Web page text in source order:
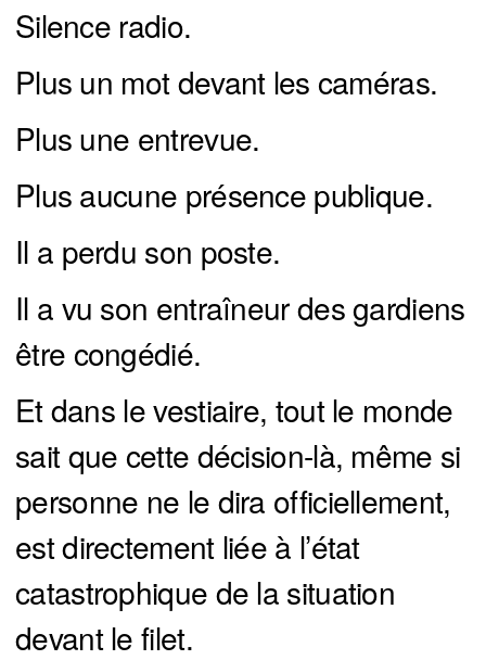
Silence radio.
Plus un mot devant les caméras.
Plus une entrevue.
Plus aucune présence publique.
Il a perdu son poste.
Il a vu son entraîneur des gardiens
être congédié.
Et dans le vestiaire, tout le monde
sait que cette décision-là, même si
personne ne le dira officiellement,
est directement liée à l’état
catastrophique de la situation
devant le filet.